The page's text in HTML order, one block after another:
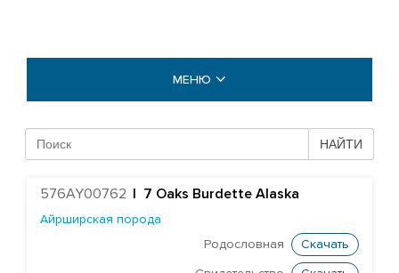
МЕНЮ
Абердин-ангусская порода
НАЙТИ
576AY00762 7 Oaks Burdette Alaska
Айрширская порода
Родословная
Скачать